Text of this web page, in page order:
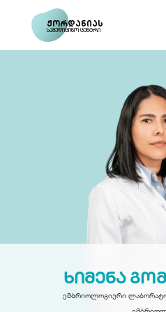
სამედიცინო ცენტრი
ჟორდანიას
ხიმენა
ემბრიოლოგიური